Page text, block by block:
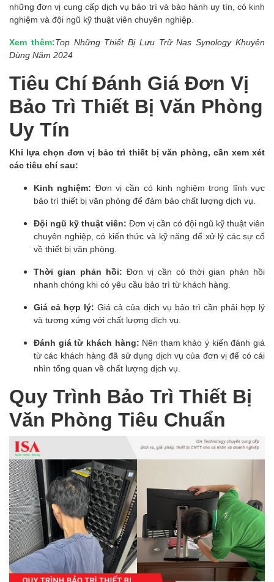
những đơn vị cung cấp dịch vụ bảo trì và bảo hành uy tín, có kinh
nghiệm và đội ngũ kỹ thuật viên chuyên nghiệp.
Xem thêm:Top Những Thiết Bị Lưu Trữ Nas Synology Khuyên
Dùng Năm 2024
Tiêu Chí Đánh Giá Đơn Vị
Bảo Trì Thiết Bị Văn Phòng
Uy Tín
Khi lựa chọn đơn vị bảo trì thiết bị văn phòng, cần xem xét
các tiêu chí sau:
Kinh nghiệm: Đơn vị cần có kinh nghiệm trong lĩnh vực
bảo trì thiết bị văn phòng để đảm bảo chất lượng dịch vụ.
Đội ngũ kỹ thuật viên: Đơn vị cần có đội ngũ kỹ thuật viên
chuyên nghiệp, có kiến thức và kỹ năng để xử lý các sự cố
về thiết bị văn phòng.
Thời gian phản hồi: Đơn vị cần có thời gian phản hồi
nhanh chóng khi có yêu cầu bảo trì từ khách hàng.
Giá cả hợp lý:Giá cả của dịch vụ bảo trì cần phải hợp lý
và tương xứng với chất lượng dịch vụ.
Đánh giá từ khách hàng: Nên tham khảo ý kiến đánh giá
từ các khách hàng đã sử dụng dịch vụ của đơn vị để có cái
nhìn tổng quan về chất lượng dịch vụ.
Quy Trình Bảo Trì Thiết Bị
Văn Phòng Tiêu Chuẩn